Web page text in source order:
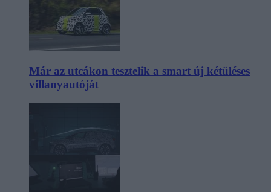
Már az utcákon tesztelik a smart új kétüléses
villanyautóját